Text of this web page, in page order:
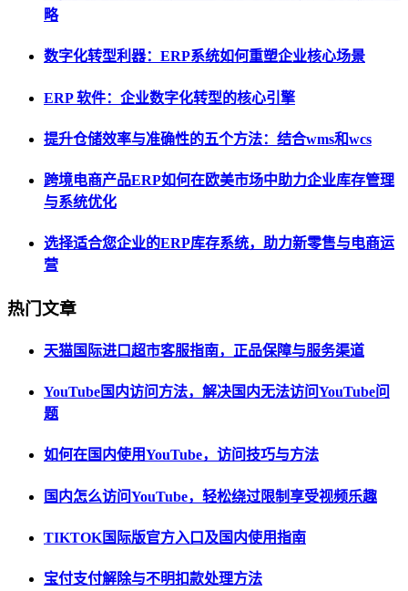
略
数字化转型利器：ERP系统如何重塑企业核心场景
ERP 软件：企业数字化转型的核心引擎
提升仓储效率与准确性的五个方法：结合wms和wcs
跨境电商产品ERP如何在欧美市场中助力企业库存管理
与系统优化
选择适合您企业的ERP库存系统，助力新零售与电商运
营
热门文章
天猫国际进口超市客服指南，正品保障与服务渠道
YouTube国内访问方法，解决国内无法访问YouTube问
题
如何在国内使用YouTube，访问技巧与方法
国内怎么访问YouTube，轻松绕过限制享受视频乐趣
TIKTOK国际版官方入口及国内使用指南
宝付支付解除与不明扣款处理方法